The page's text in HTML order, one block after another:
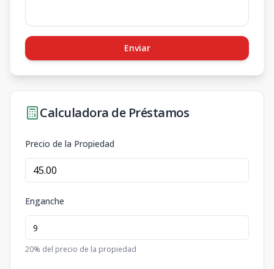
Enviar
Calculadora de Préstamos
Precio de la Propiedad
Enganche
20% del precio de la propiedad